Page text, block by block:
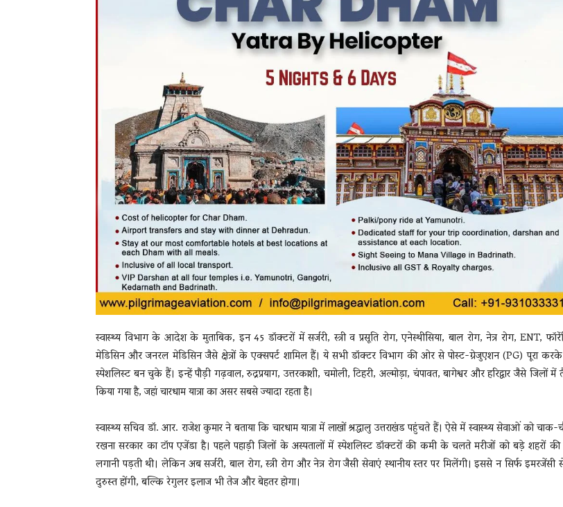
स्वास्थ्य विभाग के आदेश के मुताबिक, इन 45 डॉक्टरों में सर्जरी, स्त्री व प्रसूति रोग, एनेस्थीसिया, बाल रोग, नेत्र रोग, ENT,
मेडिसिन और जनरल मेडिसिन जैसे क्षेत्रों के एक्सपर्ट शामिल हैं। ये सभी डॉक्टर विभाग की ओर से पोस्ट-ग्रेजुएशन (PG) पूरा
स्पेशलिस्ट बन चुके हैं। इन्हें पौड़ी गढ़वाल, रुद्रप्रयाग, उत्तरकाशी, चमोली, टिहरी, अल्मोड़ा, चंपावत, बागेश्वर और हरिद्वार जैसे जिलों में
किया गया है, जहां चारधाम यात्रा का असर सबसे ज्यादा रहता है।
स्वास्थ्य सचिव डॉ. आर. राजेश कुमार ने बताया कि चारधाम यात्रा में लाखों श्रद्धालु उत्तराखंड पहुंचते हैं। ऐसे में स्वास्थ्य सेवाओं को चाक-
रखना सरकार का टॉप एजेंडा है। पहले पहाड़ी जिलों के अस्पतालों में स्पेशलिस्ट डॉक्टरों की कमी के चलते मरीजों को बड़े शहरों
लगानी पड़ती थी। लेकिन अब सर्जरी, बाल रोग, स्त्री रोग और नेत्र रोग जैसी सेवाएं स्थानीय स्तर पर मिलेंगी। इससे न सिर्फ इमरजेंसी
दुरुस्त होंगी, बल्कि रेगुलर इलाज भी तेज और बेहतर होगा।